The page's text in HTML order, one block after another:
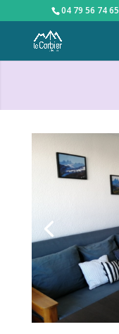
04 79 56 74 65